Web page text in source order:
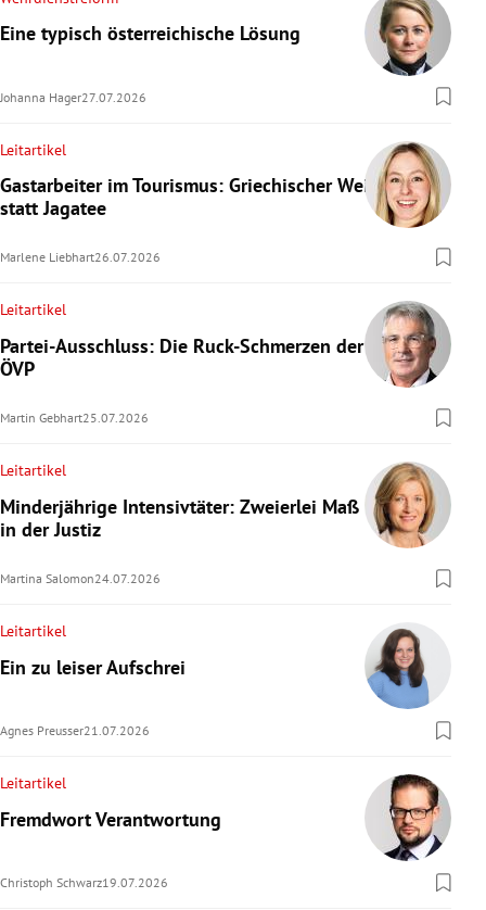
Eine typisch österreichische Lösung
Johanna Hager27.07.2026
Leitartikel
Gastarbeiter im Tourismus: Griechischer Wein
statt Jagatee
Marlene Liebhart26.07.2026
Leitartikel
Partei-Ausschluss: Die Ruck-Schmerzen der
ÖVP
Martin Gebhart25.07.2026
Leitartikel
Minderjährige Intensivtäter: Zweierlei Maß
in der Justiz
Martina Salomon24.07.2026
Leitartikel
Ein zu leiser Aufschrei
Agnes Preusser21.07.2026
Leitartikel
Fremdwort Verantwortung
Christoph Schwarz19.07.2026